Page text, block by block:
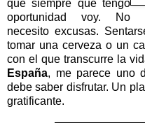
que siempre que tengo
oportunidad voy. No
necesito excusas.
tomar una cerveza o un
con el que transcurre la
España, me parece uno
debe saber disfrutar. Un
gratificante.